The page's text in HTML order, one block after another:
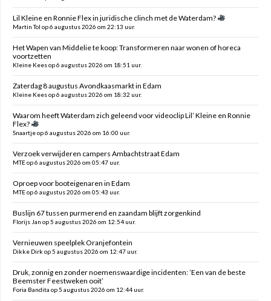
Lil Kleine en Ronnie Flex in juridische clinch met de Waterdam?
Martin Tol op 6 augustus 2026 om 22:13 uur.
Het Wapen van Middelie te koop: Transformeren naar wonen of horeca
voortzetten
Kleine Kees op 6 augustus 2026 om 18:51 uur.
Zaterdag 8 augustus Avondkaasmarkt in Edam
Kleine Kees op 6 augustus 2026 om 18:32 uur.
Waarom heeft Waterdam zich geleend voor videoclip Lil’ Kleine en Ronnie
Flex?
Snaartje op 6 augustus 2026 om 16:00 uur.
Verzoek verwijderen campers Ambachtstraat Edam
MTE op 6 augustus 2026 om 05:47 uur.
Oproep voor booteigenaren in Edam
MTE op 6 augustus 2026 om 05:43 uur.
Buslijn 67 tussen purmerend en zaandam blijft zorgenkind
Florijs Jan op 5 augustus 2026 om 12:54 uur.
Vernieuwen speelplek Oranjefontein
Dikke Dirk op 5 augustus 2026 om 12:47 uur.
Druk, zonnig en zonder noemenswaardige incidenten: ’Een van de beste
Beemster Feestweken ooit’
Foria Bandita op 5 augustus 2026 om 12:44 uur.